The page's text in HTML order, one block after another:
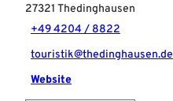
27321 Thedinghausen
+49 4204 / 8822
touristik@thedinghausen.de
Website